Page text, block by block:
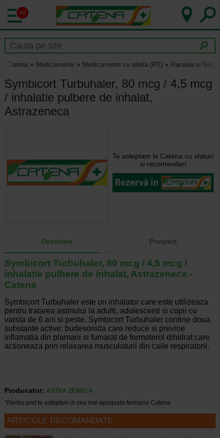
40
Catena Medicamente Medicamente cu reteta (RX) Raceala si Gripa
Symbicort Turbuhaler, 80 mcg / 4,5 mcg
/ inhalatie pulbere de inhalat,
Astrazeneca
Te asteptam la Catena cu sfaturi
si recomandari
Descriere Prospect
Symbicort Turbuhaler, 80 mcg / 4,5 mcg /
inhalatie pulbere de inhalat, Astrazeneca -
Catena
Symbicort Turbuhaler este un inhalator care este utilizeaza
pentru tratarea astmului la adulti, adolescenti si copii cu
varsta de 6 ani si peste. Symbicort Turbuhaler contine doua
substante active: budesonida care reduce si previne
inflamatia din plamani si fumarat de formoterol dihidrat care
actioneaza prin relaxarea musculaturii din caile respiratorii.
Producator: ASTRA ZENECA
*Pentru pret te asteptam in cea mai apropiata farmacie Catena
ARTICOLE RECOMANDATE